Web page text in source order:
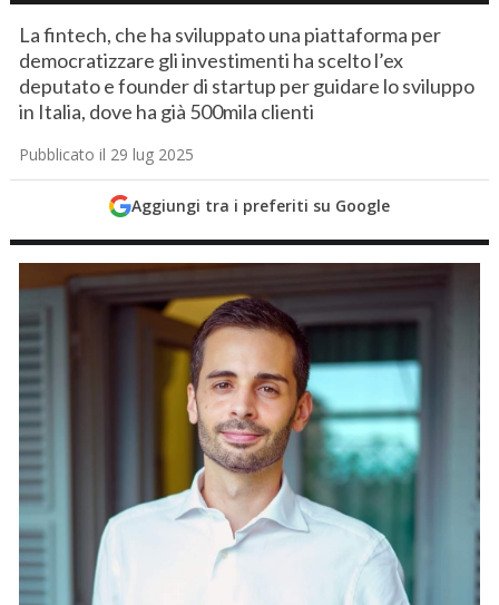
La fintech, che ha sviluppato una piattaforma per
democratizzare gli investimenti ha scelto l’ex
deputato e founder di startup per guidare lo sviluppo
in Italia, dove ha già 500mila clienti
Pubblicato il 29 lug 2025
Aggiungi tra i preferiti su Google